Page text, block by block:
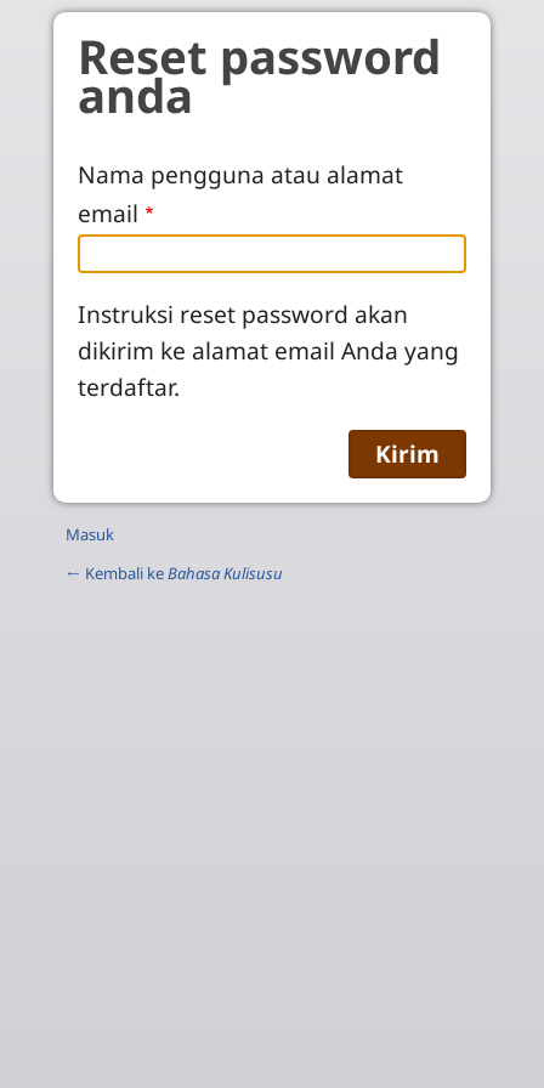
Skip to main content
Reset password
anda
Nama pengguna atau alamat
email
Instruksi reset password akan
dikirim ke alamat email Anda yang
terdaftar.
Masuk
← Kembali keBahasa Kulisusu